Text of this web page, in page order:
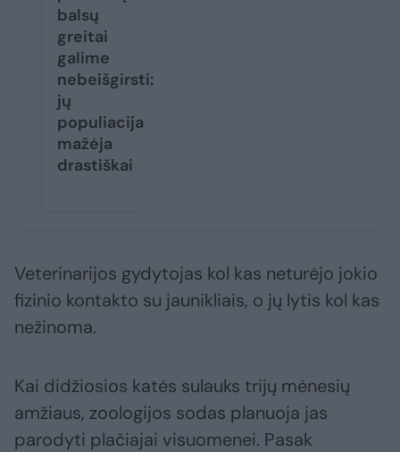
balsų
greitai
galime
nebeišgirsti:
jų
populiacija
mažėja
drastiškai
Veterinarijos gydytojas kol kas neturėjo jokio
fizinio kontakto su jaunikliais, o jų lytis kol kas
nežinoma.
Kai didžiosios katės sulauks trijų mėnesių
amžiaus, zoologijos sodas planuoja jas
parodyti plačiajai visuomenei. Pasak